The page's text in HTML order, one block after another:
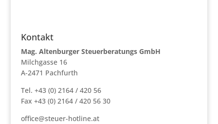
Kontakt
Mag. Altenburger Steuerberatungs GmbH
Milchgasse 16
A-2471 Pachfurth
Tel. +43 (0) 2164 / 420 56
Fax +43 (0) 2164 / 420 56 30
office@steuer-hotline.at